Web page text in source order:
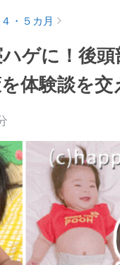
・５カ月
ゲに！後
体験談を交